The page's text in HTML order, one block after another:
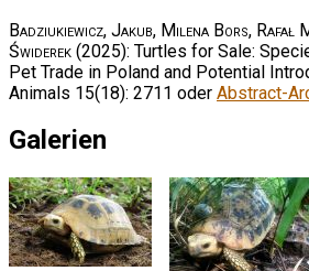
Badziukiewicz, Jakub, Milena Bors, Rafał
Świderek (2025): Turtles for Sale:
Pet Trade in Poland and Potential
Animals 15(18): 2711 oder Abstract-
Galerien